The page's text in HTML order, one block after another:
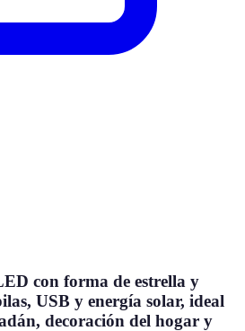
con forma de estrella y
USB y energía solar, ideal
decoración del hogar y